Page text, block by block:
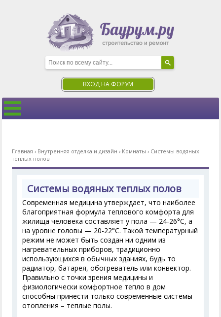
ВХОД НА ФОРУМ
Главная › Внутренняя отделка и дизайн › Комнаты › Системы водяных
теплых полов
Системы водяных теплых полов
Современная медицина утверждает, что наиболее
благоприятная формула теплового комфорта для
жилища человека составляет у пола — 24-26°С, а
на уровне головы — 20-22°С. Такой температурный
режим не может быть создан ни одним из
нагревательных приборов, традиционно
использующихся в обычных зданиях, будь то
радиатор, батарея, обогреватель или конвектор.
Правильно с точки зрения медицины и
физиологически комфортное тепло в дом
способны принести только современные системы
отопления – теплые полы.